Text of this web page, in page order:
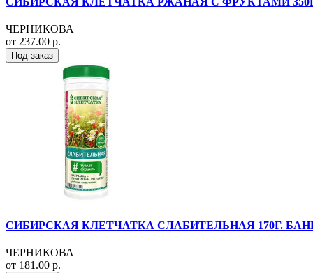
ЧЕРНИКОВА
от 237.00 р.
Под заказ
СИБИРСКАЯ КЛЕТЧАТКА СЛАБИТЕЛЬНАЯ 170Г.
ЧЕРНИКОВА
от 181.00 р.